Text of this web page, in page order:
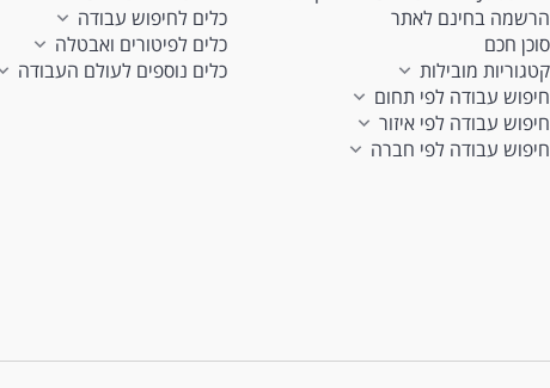
הרשמה בחינם לאתר
סוכן חכם
קטגוריות מובילות
חיפוש עבודה לפי תחום
חיפוש עבודה לפי איזור
חיפוש עבודה לפי חברה
כלים לחיפוש עבודה
כלים לפיטורים ואבטלה
כלים נוספים לעולם העבודה